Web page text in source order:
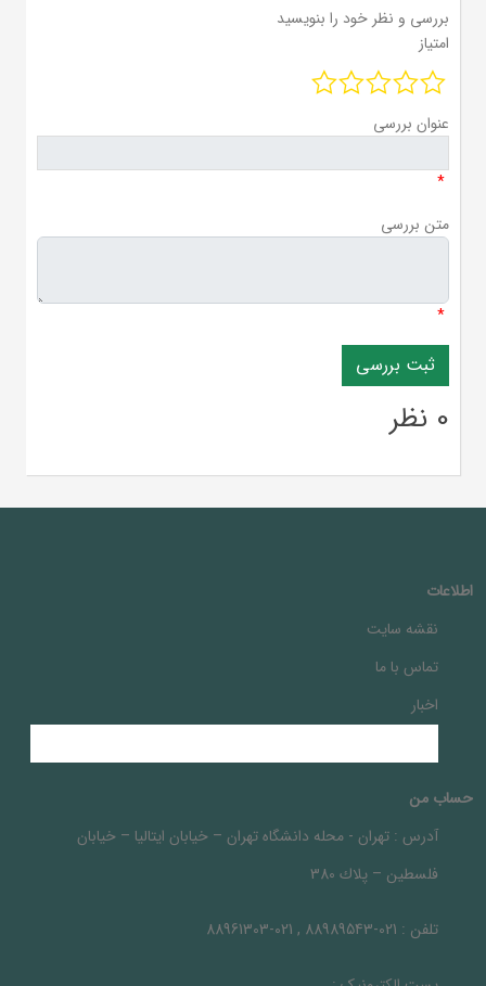
بررسی و نظر خود را بنویسید
امتیاز
عنوان بررسی
*
متن بررسی
*
0 نظر
اطلاعات
نقشه سایت
تماس با ما
اخبار
حساب من
آدرس : تهران - محله دانشگاه تهران – خيابان ايتاليا – خيابان
فلسطين – پلاك 380
تلفن : 021-88989543 , 021-88961303